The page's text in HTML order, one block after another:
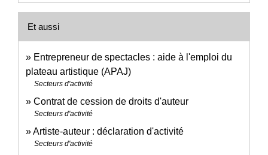
Et aussi
Entrepreneur de spectacles : aide à l'emploi du
plateau artistique (APAJ)
Secteurs d'activité
Contrat de cession de droits d'auteur
Secteurs d'activité
Artiste-auteur : déclaration d'activité
Secteurs d'activité